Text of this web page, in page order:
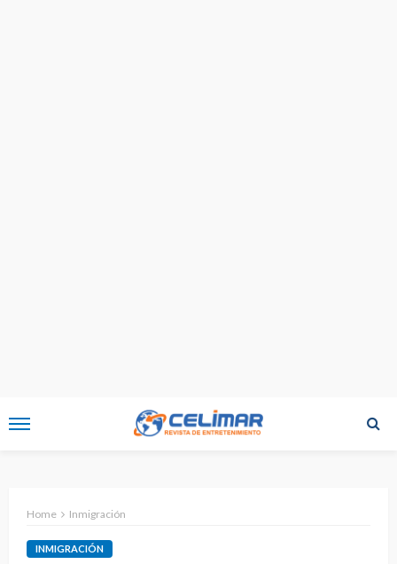
Home Inmigración
INMIGRACIÓN